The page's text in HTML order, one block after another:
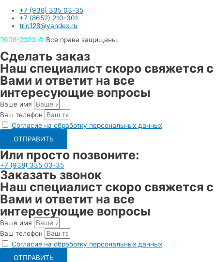
+7 (938) 335 03-35
+7 (8652) 210-301
tric128@yandex.ru
2008-2023 © Все права защищены.
Сделать заказ
Наш специалист скоро свяжется с
Вами и ответит на все
интересующие вопросы
Ваше имя
Ваш телефон
Согласие на обработку персональных данных
ОТПРАВИТЬ
Или просто позвоните:
+7 (938) 335 03-35
Заказать звонок
Наш специалист скоро свяжется с
Вами и ответит на все
интересующие вопросы
Ваше имя
Ваш телефон
Согласие на обработку персональных данных
ОТПРАВИТЬ